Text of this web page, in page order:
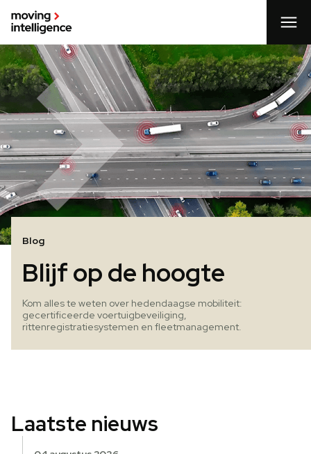
Blog
Blijf op de hoogte
Kom alles te weten over hedendaagse mobiliteit:
gecertificeerde voertuigbeveiliging,
rittenregistratiesystemen en fleetmanagement.
Laatste nieuws